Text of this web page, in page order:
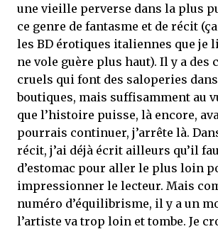
une vieille perverse dans la plus
ce genre de fantasme et de récit
les BD érotiques italiennes que je
ne vole guère plus haut). Il y a des
cruels qui font des saloperies
boutiques, mais suffisamment au
que l’histoire puisse, là encore,
pourrais continuer, j’arrête là.
récit, j’ai déjà écrit ailleurs qu’il
d’estomac pour aller le plus loin
impressionner le lecteur. Mais
numéro d’équilibrisme, il y a un
l’artiste va trop loin et tombe. Je